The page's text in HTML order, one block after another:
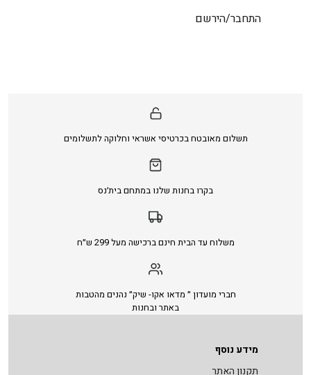
התחבר/הירשם
תשלום מאובטח בכרטיסי אשראי וחלוקה לתשלומים
בקרו בחנות שלנו במתחם בית׳נס
משלוח עד הבית חינם ברכישה מעל 299 ש״ח
חברי מועדון ״ מדאו אקו- שיק״ נהנים מהטבות
באתר ובחנות
מידע נוסף
תקנון האתר